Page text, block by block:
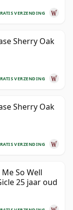
VERZENDING
Sherry Oak
VERZENDING
Sherry Oak
VERZENDING
So Well
25 jaar oud